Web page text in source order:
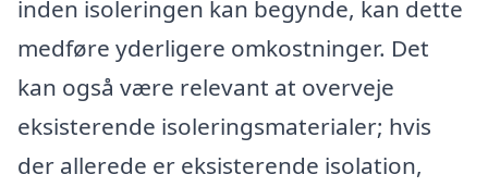
inden isoleringen kan begynde, kan dette
medføre yderligere omkostninger. Det
kan også være relevant at overveje
eksisterende isoleringsmaterialer; hvis
der allerede er eksisterende isolation,